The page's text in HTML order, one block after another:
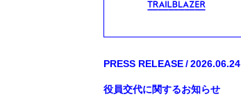
PRESS RELEASE 2026.06.24
役員交代に関するお知らせ